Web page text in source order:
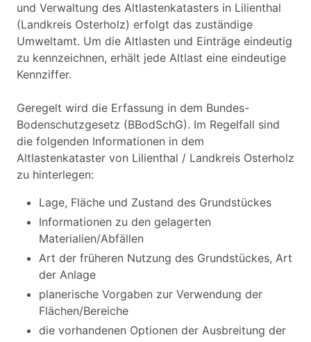
und Verwaltung des Altlastenkatasters in Lilienthal
(Landkreis Osterholz) erfolgt das zuständige
Umweltamt. Um die Altlasten und Einträge eindeutig
zu kennzeichnen, erhält jede Altlast eine eindeutige
Kennziffer.
Geregelt wird die Erfassung in dem Bundes-
Bodenschutzgesetz (BBodSchG). Im Regelfall sind
die folgenden Informationen in dem
Altlastenkataster von Lilienthal / Landkreis Osterholz
zu hinterlegen:
Lage, Fläche und Zustand des Grundstückes
Informationen zu den gelagerten
Materialien/Abfällen
Art der früheren Nutzung des Grundstückes, Art
der Anlage
planerische Vorgaben zur Verwendung der
Flächen/Bereiche
die vorhandenen Optionen der Ausbreitung der